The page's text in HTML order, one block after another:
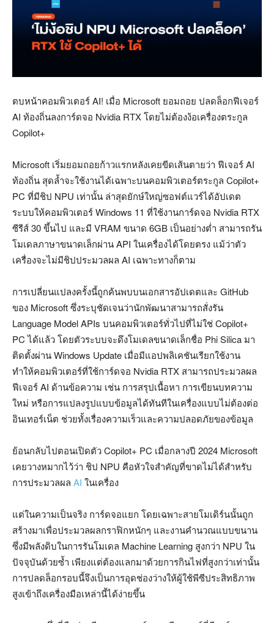
ตบหน้าคอมพิวเตอร์ AI! เมื่อ Microsoft ยอมถอย ปลดล็อกฟีเจอร์
AI ท้องถิ่นลงการ์ดจอ Nvidia RTX โดยไม่ต้องง้อเครื่องตระกูล
Copilot+
Microsoft เริ่มยอมถอยก้าวแรกหลังเคยขีดเส้นตายว่า ฟีเจอร์ AI
ท้องถิ่น สุดล้ำจะใช้งานได้เฉพาะบนคอมพิวเตอร์ตระกูล Copilot+
PC ที่มีชิป NPU เท่านั้น ล่าสุดยักษ์ใหญ่ซอฟต์แวร์ได้อัปเดต
ระบบให้คอมพิวเตอร์ Windows 11 ที่ใช้งานการ์ดจอ Nvidia RTX
ซีรีส์ 30 ขึ้นไป และมี VRAM ขนาด 6GB เป็นอย่างต่ำ สามารถรัน
โมเดลภาษาขนาดเล็กผ่าน API ในเครื่องได้โดยตรง แม้ว่าตัว
เครื่องจะไม่มีชิปประมวลผล AI เฉพาะทางก็ตาม
การเปลี่ยนแปลงครั้งนี้ถูกค้นพบบนเอกสารอัปเดตและ GitHub
ของ Microsoft ซึ่งระบุชัดเจนว่านักพัฒนาสามารถสั่งรัน
Language Model APIs บนคอมพิวเตอร์ทั่วไปที่ไม่ใช่ Copilot+
PC ได้แล้ว โดยตัวระบบจะดึงโมเดลขนาดเล็กชื่อ Phi Silica มา
ติดตั้งผ่าน Windows Update เมื่อมีแอปพลิเคชันเรียกใช้งาน
ทำให้คอมพิวเตอร์ที่ใช้การ์ดจอ Nvidia RTX สามารถประมวลผล
ฟีเจอร์ AI ด้านข้อความ เช่น การสรุปเนื้อหา การเขียนบทความ
ใหม่ หรือการแปลงรูปแบบข้อมูลได้ทันทีในเครื่องแบบไม่ต้องต่อ
อินเทอร์เน็ต ช่วยทั้งเรื่องความเร็วและความปลอดภัยของข้อมูล
ย้อนกลับไปตอนเปิดตัว Copilot+ PC เมื่อกลางปี 2024 Microsoft
เคยวางหมากไว้ว่า ชิป NPU คือหัวใจสำคัญที่ขาดไม่ได้สำหรับ
การประมวลผล AI ในเครื่อง
แต่ในความเป็นจริง การ์ดจอแยก โดยเฉพาะสายโมเดิร์นนั้นถูก
สร้างมาเพื่อประมวลผลกราฟิกหนักๆ และงานคำนวณแบบขนาน
ซึ่งมีพลังดิบในการรันโมเดล Machine Learning สูงกว่า NPU ใน
ปัจจุบันด้วยซ้ำ เพียงแต่ต้องแลกมาด้วยการกินไฟที่สูงกว่าเท่านั้น
การปลดล็อกรอบนี้จึงเป็นการอุดช่องว่างให้ผู้ใช้พีซีประสิทธิภาพ
สูงเข้าถึงเครื่องมือเหล่านี้ได้ง่ายขึ้น